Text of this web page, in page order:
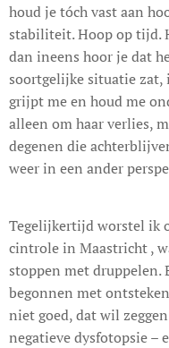
houd je tóch vast aan
stabiliteit. Hoop op tijd.
dan ineens hoor je dat
soortgelijke situatie zat,
grijpt me en houd me
alleen om haar verlies,
degenen die
weer in een ander
Tegelijkertijd worstel ik
cintrole in Maastricht ,
stoppen met druppelen.
begonnen met
niet goed, dat wil
negatieve dysfotopsie –